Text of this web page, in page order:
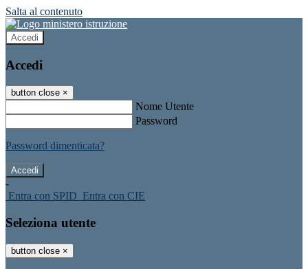
Salta al contenuto
Accedi
Accedi
button close ×
Nome Utente
Password
Password dimenticata?
-
Entra con SPID Entra con CIE
Seleziona utente
button close ×